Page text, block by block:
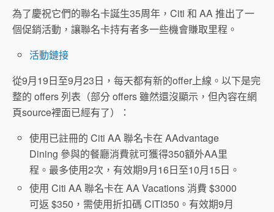
為了慶祝它們的聯名卡誕生35周年，Citi 和 AA 推出了一
個促銷活動，讓聯名卡持有者多一些機會賺取里程。
活動鏈接
從9月19日至9月23日，每天都有新的offer上線。以下是完
整的 offers 列表（部分 offers 雖然還沒顯示，但內容在網
頁source裡面已經有了）：
使用已註冊的 Citi AA 聯名卡在 AAdvantage
Dining 參與的餐廳消費就可獲得350額外AA里
程。最多使用2次，有效期9月16日至10月15日。
使用 Citi AA 聯名卡在 AA Vacations 消費 $3000
可返 $350，需使用折扣碼 CITI350。有效期9月